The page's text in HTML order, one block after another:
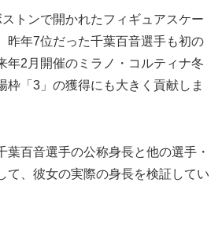
トンで開かれたフィギュアスケー
昨年7位だった千葉百音選手も初の
年2月開催のミラノ・コルティナ冬
枠「3」の獲得にも大きく貢献しま
葉百音選手の公称身長と他の選手・
て、彼女の実際の身長を検証してい